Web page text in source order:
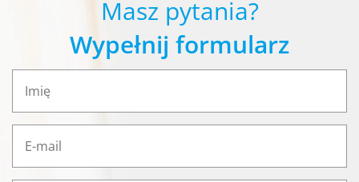
Masz pytania?
Wypełnij formularz